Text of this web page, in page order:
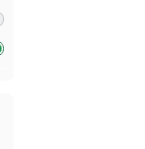
und Verbesserung der Angebote